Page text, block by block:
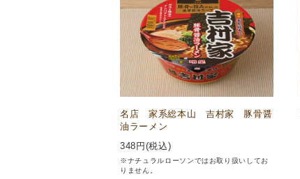
名店 家系総本山 吉村家 豚骨醤
油ラーメン
348 円(税込)
※ナチュラルローソンではお取り扱いしてお
りません。